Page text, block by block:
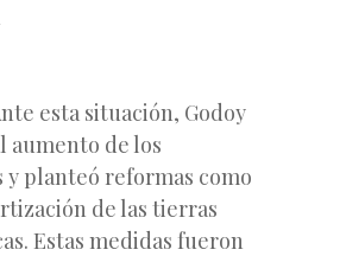
esta situación, Godoy
aumento de los
y planteó reformas como
de las tierras
Estas medidas fueron